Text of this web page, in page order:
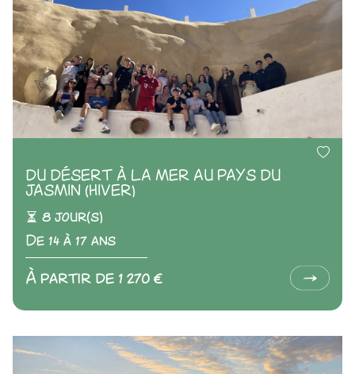
DU DÉSERT À LA MER AU PAYS DU
JASMIN (HIVER)
8 jour(s)
De 14 à 17 ans
À partir de 1 270 €